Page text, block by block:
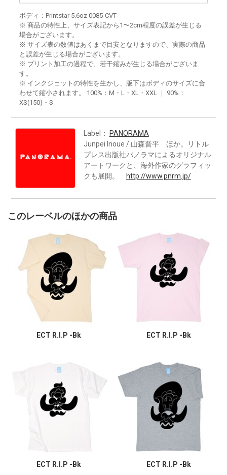
ボディ：Printstar 5.6oz 0085-CVT
※ 商品の特性上、サイズ表記から1〜2cm程度の誤差が生じる
場合がございます。
※ サイズ表の数値はあくまで目安となりますので、実際の商品
と誤差が生じる場合がございます。
※ プリント加工の過程で、若干縮みが生じる場合がございま
す。
※ インクジェットの特性を生かし、版下はボディのサイズに合
わせて縮小されます。 100%：M・L・XL・XXL ｜ 90%：
XS(150)・S
Label：
PANORAMA
Junpei Inoue / 山森晋平 ほか。リトル
プレス出版社パノラマによるオリジナル
アートワークと、海外作家のグラフィッ
クも展開。
http://www.pnrm.jp/
このレーベルのほかの商品
ECT R.I.P -Bk ECT R.I.P -Bk
ECT R.I.P -Bk ECT R.I.P -Bk